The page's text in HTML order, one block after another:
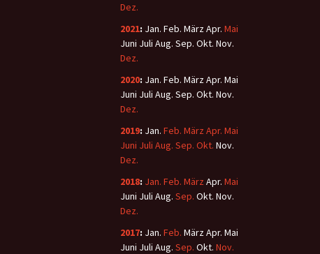
Dez.
2021: Jan. Feb. MärzApr. Mai
Juni Juli Aug. Sep. Okt. Nov.
Dez.
2020: Jan. Feb. MärzApr. Mai
Juni Juli Aug. Sep. Okt. Nov.
Dez.
2019: Jan. Feb. März Apr. Mai
Juni Juli Aug. Sep. Okt. Nov.
Dez.
2018: Jan. Feb. März Apr. Mai
Juni Juli Aug. Sep. Okt. Nov.
Dez.
2017: Jan. Feb. MärzApr. Mai
Juni Juli Aug. Sep. Okt. Nov.